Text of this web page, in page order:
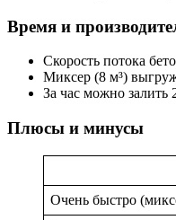
Время и
Скорость потока
Миксер (8 м³)
За час можно залить
Плюсы и минусы
Очень быстро